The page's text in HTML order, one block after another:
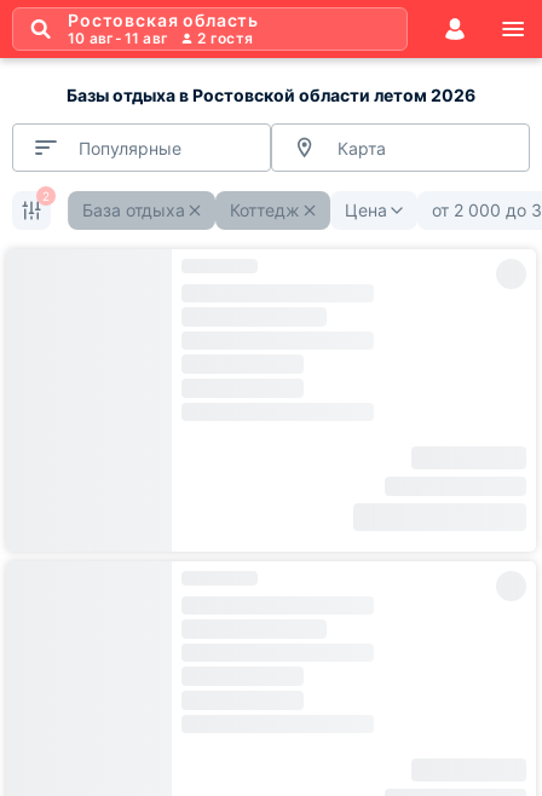
Ростовская область
10 авг- 11 авг 2 гостя
Базы отдыха в Ростовской области летом 2026
Популярные Карта
База отдыха Коттедж Цена от 2 000 до
2